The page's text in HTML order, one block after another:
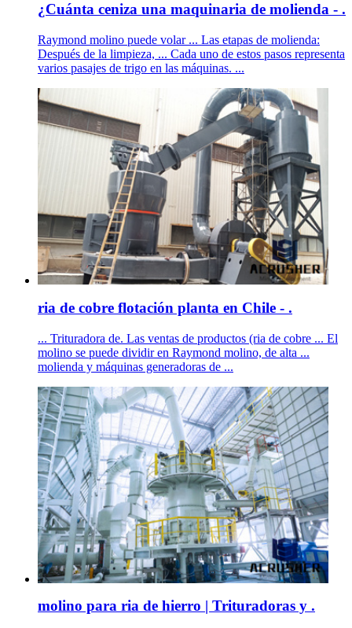
¿Cuánta ceniza una maquinaria de molienda - .
Raymond molino puede volar ... Las etapas de molienda:
Después de la limpieza, ... Cada uno de estos pasos representa
varios pasajes de trigo en las máquinas. ...
ria de cobre flotación planta en Chile - .
... Trituradora de. Las ventas de productos (ria de cobre ... El
molino se puede dividir en Raymond molino, de alta ...
molienda y máquinas generadoras de ...
molino para ria de hierro | Trituradoras y .